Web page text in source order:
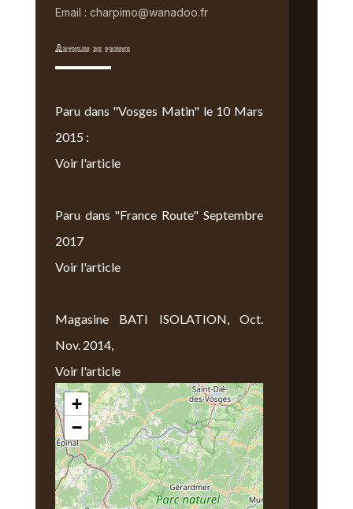
Email : charpimo@wanadoo.fr
Articles de presse
Paru dans "Vosges Matin" le 10 Mars
2015 :
Voir l'article
Paru dans "France Route" Septembre
2017
Voir l'article
Magasine BATI ISOLATION, Oct.
Nov. 2014,
Voir l'article
Nous Trouver
+
−